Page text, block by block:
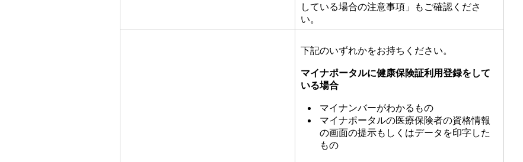
している場合の注意事項」もご確認くださ
い。
下記のいずれかをお持ちください。
マイナポータルに健康保険証利用登録をして
いる場合
マイナンバーがわかるもの
マイナポータルの医療保険者の資格情報
の画面の提示もしくはデータを印字した
もの